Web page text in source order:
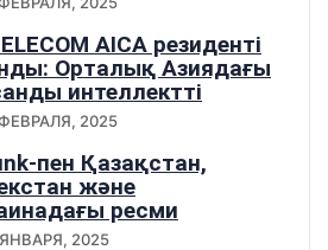
AICA резиденті
Орталық Азиядағы
интеллектті
маңызды
2025
пен Қазақстан,
және
ресми
2025